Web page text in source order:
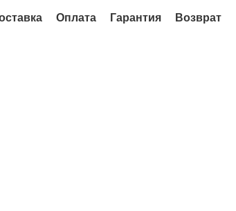
Оплата Гарантия Возврат